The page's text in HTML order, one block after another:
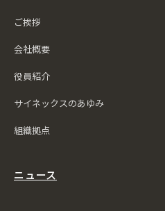
ご挨拶
会社概要
役員紹介
サイネックスのあゆみ
組織拠点
ニュース